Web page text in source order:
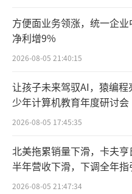
白云山则业务分
暖不均情况。大南药
比之下，大健康和
柱，收入和同比增
2%）和290亿元（
增速明显，为
及出口业务销售额均
方便面业务领涨，统一企
净利增9%
2026-08-05 21:40:15
让孩子未来驾驭AI，猿编程
少年计算机教育年度研讨会
2026-08-05 17:45:35
北美拖累销量下滑，卡夫亨
半年营收下滑，下调全年指
2026-08-05 21:47:34